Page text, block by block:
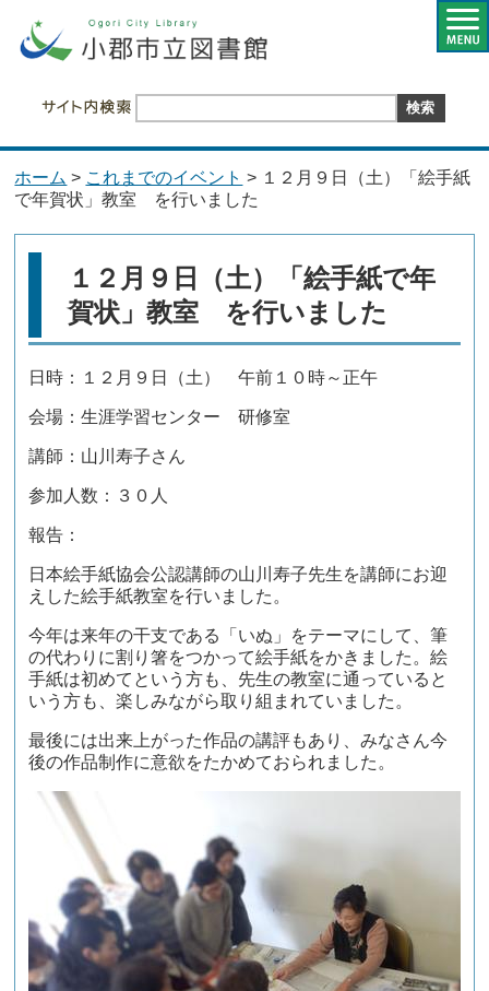
ホーム > これまでのイベント > １２月９日（土）「絵手紙
で年賀状」教室 を行いました
１２月９日（土）「絵手紙で年
賀状」教室 を行いました
日時：１２月９日（土） 午前１０時～正午
会場：生涯学習センター 研修室
講師：山川寿子さん
参加人数：３０人
報告：
日本絵手紙協会公認講師の山川寿子先生を講師にお迎
えした絵手紙教室を行いました。
今年は来年の干支である「いぬ」をテーマにして、筆
の代わりに割り箸をつかって絵手紙をかきました。絵
手紙は初めてという方も、先生の教室に通っていると
いう方も、楽しみながら取り組まれていました。
最後には出来上がった作品の講評もあり、みなさん今
後の作品制作に意欲をたかめておられました。